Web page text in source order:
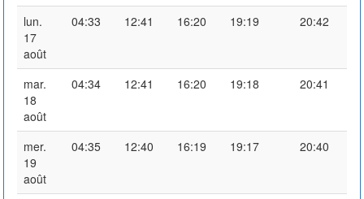
lun.
17
août
04:33 12:41 16:20 19:19 20:42
mar.
18
août
04:34 12:41 16:20 19:18 20:41
mer.
19
août
04:35 12:40 16:19 19:17 20:40